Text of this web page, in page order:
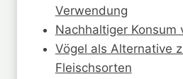
Verwendung
Nachhaltiger Konsum
Vögel als Alternative
Fleischsorten